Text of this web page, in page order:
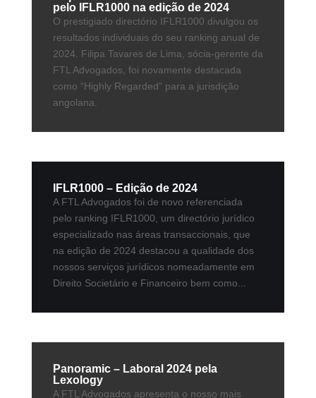
pelo IFLR1000 na edição de 2024
O prestigiado directório IFLR1000 divulgou os
resultados individuais do seu ranking anual de
2024. Filipa Tavares de Lima, sócia-gerente da
FTL Advogados, foi novamente destacada
como “Highly Regarded” para a jurisdição
angolana.
IFLR1000 – Edição de 2024
A FTL Advogados foi de novo referenciada
pelo ranking IFLR1000, um directório jurídico
especializado nas áreas transaccionais, que
na edição de 2024 destacou a qualidade dos
nossos serviços jurídicos nomeadamente em
Direito Societário e Financeiro bem como...
Panoramic – Laboral 2024 pela
Lexology
A FTL Advogados apresenta o nosso mais